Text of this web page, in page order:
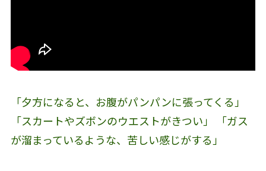
「夕方になると、お腹がパンパンに張ってくる」
「スカートやズボンのウエストがきつい」 「ガス
が溜まっているような、苦しい感じがする」